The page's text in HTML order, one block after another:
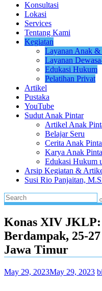
Konsultasi
Lokasi
Services
Tentang Kami
Kegiatan
Layanan Anak &
Layanan
Edukasi Hukum
Pelatihan Privat
Artikel
Pustaka
YouTube
Sudut Anak Pintar
Artikel Anak
Belajar Seru
Cerita Anak
Karya Anak
Edukasi Hukum
Arsip Kegiatan &
Susi Rio Panjaitan,
Konas XIV
Berdampak, 25-
Jawa Timur
May 29, 2023May 29, 2023